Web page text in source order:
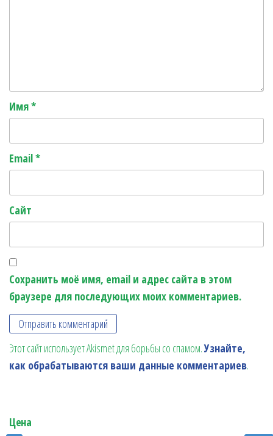
Имя*
Email*
Сайт
Сохранить моё имя, email и адрес сайта в этом
браузере для последующих моих комментариев.
Этот сайт использует Akismet для борьбы со спамом.Узнайте,
как обрабатываются ваши данные комментариев.
Цена